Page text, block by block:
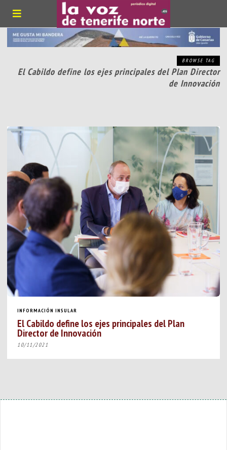
BROWSE TAG
El Cabildo define los ejes principales del Plan Director
de Innovación
INFORMACIÓN INSULAR
El Cabildo define los ejes principales del Plan
Director de Innovación
10/11/2021